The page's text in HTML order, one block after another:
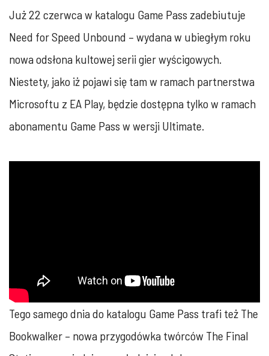
Już 22 czerwca w katalogu Game Pass zadebiutuje
Need for Speed Unbound – wydana w ubiegłym roku
nowa odsłona kultowej serii gier wyścigowych.
Niestety, jako iż pojawi się tam w ramach partnerstwa
Microsoftu z EA Play, będzie dostępna tylko w ramach
abonamentu Game Pass w wersji Ultimate.
Tego samego dnia do katalogu Game Pass trafi też The
Bookwalker – nowa przygodówka twórców The Final